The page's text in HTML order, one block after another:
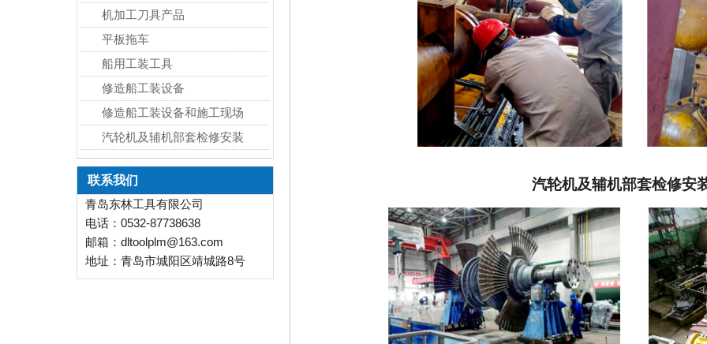
机加工刀具产品
平板拖车
船用工装工具
修造船工装设备
修造船工装设备和施工现场
汽轮机及辅机部套检修安装
联系我们
青岛东林工具有限公司
电话：0532-87738638
邮箱：dltoolplm@163.com
地址：青岛市城阳区靖城路8号
汽轮机及辅机部套检修安